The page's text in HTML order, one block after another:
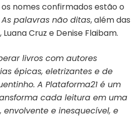
nomes confirmados estão o
As palavras não ditas, além das
Cruz e Denise Flaibam.
livros com autores
épicas, eletrizantes e de
A Plataforma21 é um
cada leitura em uma
e inesquecível, e